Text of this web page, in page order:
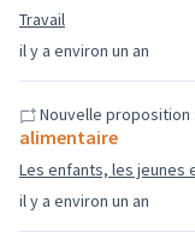
il y a environ un an
Travail
il y a environ un an
Nouvelle proposition :
alimentaire
Les enfants, les jeunes